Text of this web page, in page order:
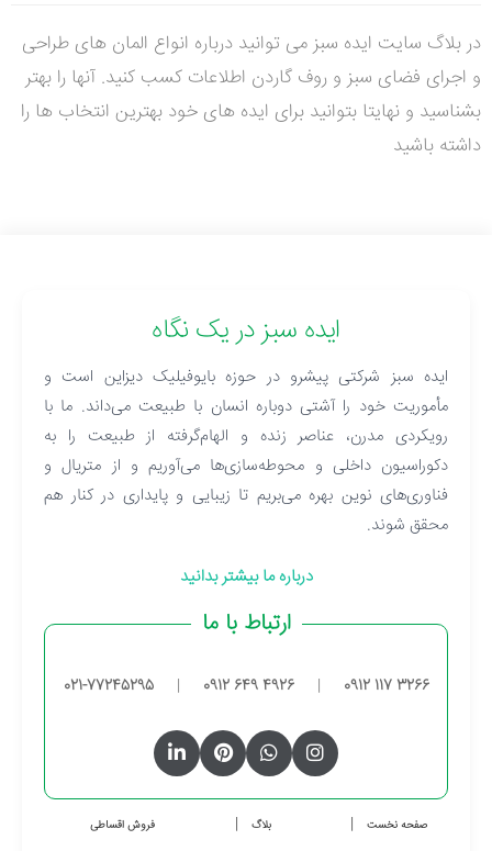
در بلاگ سایت ایده سبز می توانید درباره انواع المان های طراحی
و اجرای فضای سبز و روف گاردن اطلاعات کسب کنید. آنها را بهتر
بشناسید و نهایتا بتوانید برای ایده های خود بهترین انتخاب ها را
داشته باشید
ایده سبز در یک نگاه
ایده سبز شرکتی پیشرو در حوزه بایوفیلیک دیزاین است و
مأموریت خود را آشتی دوباره انسان با طبیعت می‌داند. ما با
رویکردی مدرن، عناصر زنده و الهام‌گرفته از طبیعت را به
دکوراسیون داخلی و محوطه‌سازی‌ها می‌آوریم و از متریال و
فناوری‌های نوین بهره می‌بریم تا زیبایی و پایداری در کنار هم
محقق شوند.
درباره ما بیشتر بدانید
ارتباط با ما
0912 117 3266
|
0912 649 4926
|
021-77245295
صفحه نخست بلاگ فروش اقساطی